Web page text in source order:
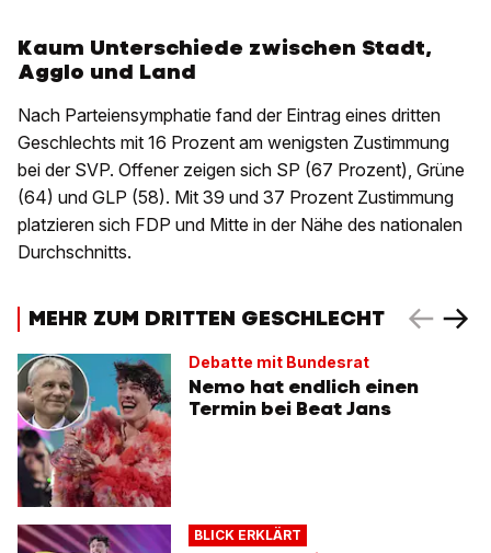
Kaum Unterschiede zwischen Stadt,
Agglo und Land
Nach Parteiensymphatie fand der Eintrag eines dritten
Geschlechts mit 16 Prozent am wenigsten Zustimmung
bei der SVP. Offener zeigen sich SP (67 Prozent), Grüne
(64) und GLP (58). Mit 39 und 37 Prozent Zustimmung
platzieren sich FDP und Mitte in der Nähe des nationalen
Durchschnitts.
MEHR ZUM DRITTEN GESCHLECHT
Debatte mit Bundesrat
Nemo hat endlich einen
Termin bei Beat Jans
BLICK ERKLÄRT